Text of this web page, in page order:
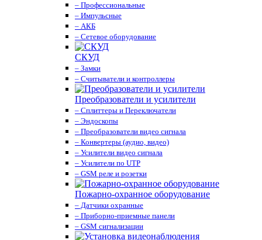
– Профессиональные
– Импульсные
– АКБ
– Сетевое оборудование
СКУД
– Замки
– Считыватели и контроллеры
Преобразователи и усилители
– Сплиттеры и Переключатели
– Эндоскопы
– Преобразователи видео сигнала
– Конвертеры (аудио, видео)
– Усилители видео сигнала
– Усилители по UTP
– GSM реле и розетки
Пожарно-охранное оборудование
– Датчики охранные
– Приборно-приемные панели
– GSM сигнализации